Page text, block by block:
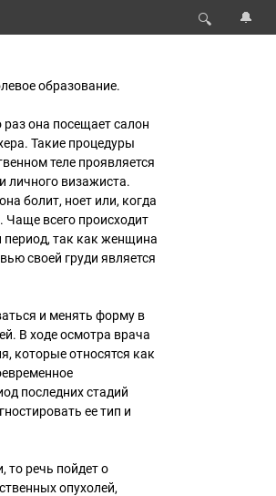
🔍 🔔
образование.
она посещает салон
Такие процедуры
теле проявляется
личного визажиста.
болит, ноет или, когда
Чаще всего происходит
так как женщина
своей груди является
и менять форму в
В ходе осмотра врача
которые относятся как
последних стадий
ее тип и
то речь пойдет о
опухолей,